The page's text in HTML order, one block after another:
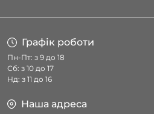
Графік роботи
Пн-Пт: з 9 до 18
Сб: з 10 до 17
Нд: з 11 до 16
Наша адреса